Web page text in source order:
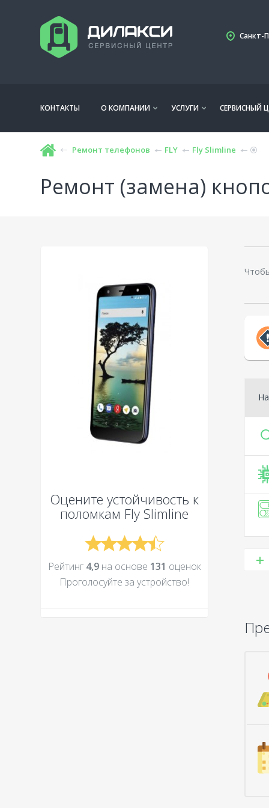
Санкт-
КОНТАКТЫ О КОМПАНИИ УСЛУГИ СЕРВИСНЫЙ
Ремонт телефонов FLY Fly Slimline
Ремонт (замена)
Оцените устойчивость к
поломкам Fly Slimline
Рейтинг 4,9на основе 131 оценок
Проголосуйте за устройcтво!